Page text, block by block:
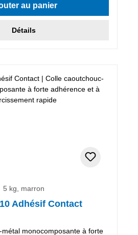
au panier
Détails
5 kg, marron
Adhésif Contact
monocomposante à forte